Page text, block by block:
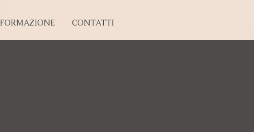
FORMAZIONE CONTATTI